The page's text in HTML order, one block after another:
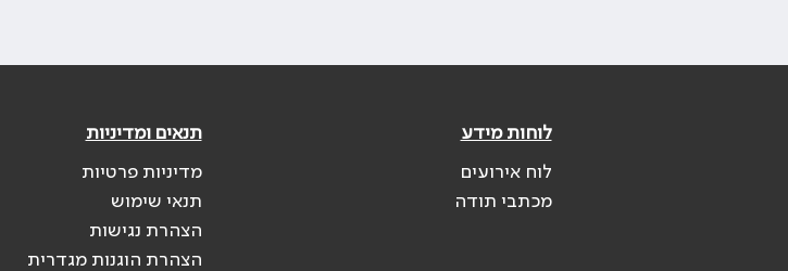
לוחות מידע
לוח אירועים
מכתבי תודה
תנאים ומדיניות
מדיניות פרטיות
תנאי שימוש
הצהרת נגישות
הצהרת הוגנות מגדרית